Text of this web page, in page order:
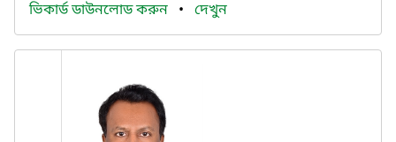
ভিকার্ড ডাউনলোড করুন • দেখুন